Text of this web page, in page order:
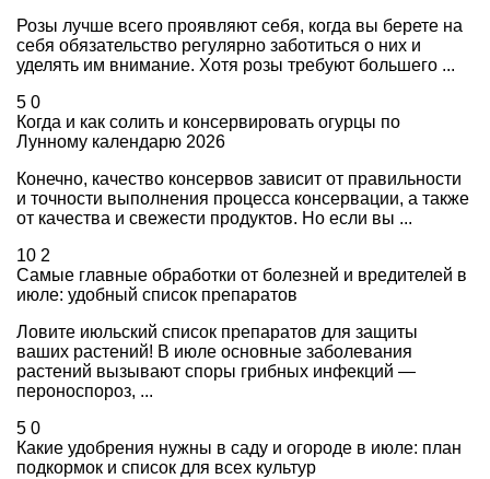
Розы лучше всего проявляют себя, когда вы берете на
себя обязательство регулярно заботиться о них и
уделять им внимание. Хотя розы требуют большего ...
5 0
Когда и как солить и консервировать огурцы по
Лунному календарю 2026
Конечно, качество консервов зависит от правильности
и точности выполнения процесса консервации, а также
от качества и свежести продуктов. Но если вы ...
10 2
Самые главные обработки от болезней и вредителей в
июле: удобный список препаратов
Ловите июльский список препаратов для защиты
ваших растений! В июле основные заболевания
растений вызывают споры грибных инфекций —
пероноспороз, ...
5 0
Какие удобрения нужны в саду и огороде в июле: план
подкормок и список для всех культур